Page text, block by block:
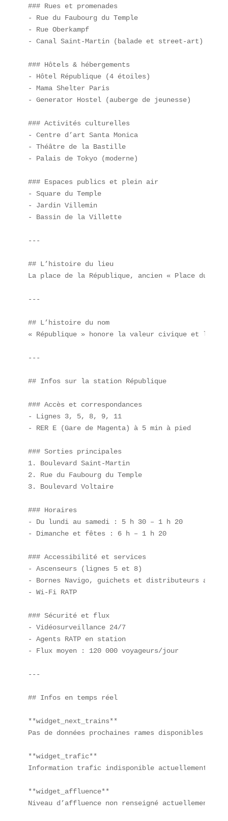
### Rues et promenades
- Rue du Faubourg du Temple
- Rue Oberkampf
- Canal Saint-Martin (balade et street-art)
### Hôtels & hébergements
- Hôtel République (4 étoiles)
- Mama Shelter Paris
- Generator Hostel (auberge de jeunesse)
### Activités culturelles
- Centre d’art Santa Monica
- Théâtre de la Bastille
- Palais de Tokyo (moderne)
### Espaces publics et plein air
- Square du Temple
- Jardin Villemin
- Bassin de la Villette
---
## L’histoire du lieu
La place de la République, ancien « Place du
---
## L’histoire du nom
« République » honore la valeur civique et les
---
## Infos sur la station République
### Accès et correspondances
- Lignes 3, 5, 8, 9, 11
- RER E (Gare de Magenta) à 5 min à pied
### Sorties principales
1. Boulevard Saint-Martin
2. Rue du Faubourg du Temple
3. Boulevard Voltaire
### Horaires
- Du lundi au samedi : 5 h 30 – 1 h 20
- Dimanche et fêtes : 6 h – 1 h 20
### Accessibilité et services
- Ascenseurs (lignes 5 et 8)
- Bornes Navigo, guichets et distributeurs
- Wi-Fi RATP
### Sécurité et flux
- Vidéosurveillance 24/7
- Agents RATP en station
- Flux moyen : 120 000 voyageurs/jour
---
## Infos en temps réel
**widget_next_trains**
Pas de données prochaines rames disponibles
**widget_trafic**
Information trafic indisponible actuellement.
**widget_affluence**
Niveau d’affluence non renseigné actuellement.